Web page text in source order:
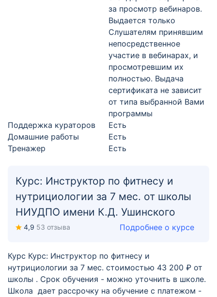
за просмотр вебинаров.
Выдается только
Слушателям принявшим
непосредственное
участие в вебинарах, и
просмотревшим их
полностью. Выдача
сертификата не зависит
от типа выбранной Вами
программы
Поддержка кураторов
Есть
Домашние работы
Есть
Тренажер
Есть
Курс: Инструктор по фитнесу и
нутрициологии за 7 мес. от школы
НИУДПО имени К.Д. Ушинского
4,9 53 отзыва Подробнее о курсе
Курс Курс: Инструктор по фитнесу и
нутрициологии за 7 мес. стоимостью 43 200 ₽ от
школы . Срок обучения - можно уточнить в школе.
Школа дает рассрочку на обучение с платежом -